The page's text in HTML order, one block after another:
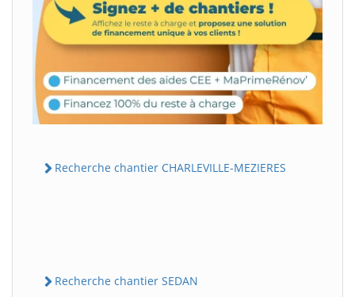
Recherche chantier CHARLEVILLE-MEZIERES
Recherche chantier SEDAN